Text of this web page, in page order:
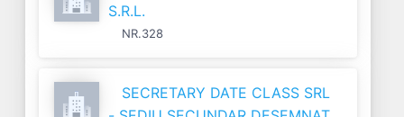
S.R.L.
NR.328
SECRETARY DATE CLASS SRL